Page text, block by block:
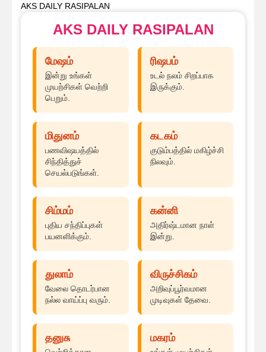
AKS DAILY RASIPALAN
AKS DAILY RASIPALAN
மேஷம்
இன்று உங்கள்
முயற்சிகள் வெற்றி
பெறும்.
ரிஷபம்
உடல் நலம் சிறப்பாக
இருக்கும்.
மிதுனம்
பணவிஷயத்தில்
சிந்தித்துச்
செயல்படுங்கள்.
கடகம்
குடும்பத்தில் மகிழ்ச்சி
நிலவும்.
சிம்மம்
புதிய சந்திப்புகள்
பயனளிக்கும்.
கன்னி
அதிர்ஷ்டமான நாள்
இன்று.
துலாம்
வேலை தொடர்பான
நல்ல வாய்ப்பு வரும்.
விருச்சிகம்
அறிவுப்பூர்வமான
முடிவுகள் தேவை.
தனுசு மகரம்